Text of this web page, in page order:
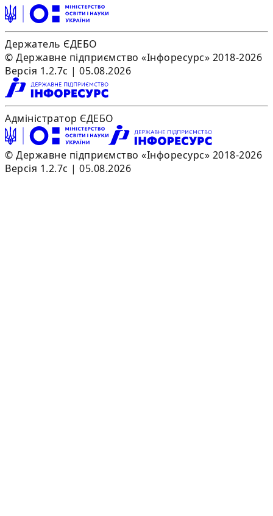
Держатель ЄДЕБО
© Державне підприємство «Інфоресурс» 2018-2026
Версія 1.2.7c | 05.08.2026
Адміністратор ЄДЕБО
© Державне підприємство «Інфоресурс» 2018-2026
Версія 1.2.7c | 05.08.2026